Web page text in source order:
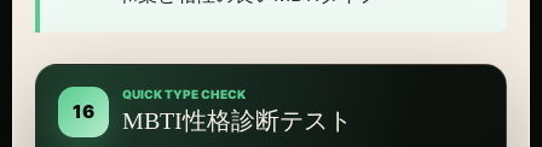
16
QUICK TYPE CHECK
MBTI性格診断テスト